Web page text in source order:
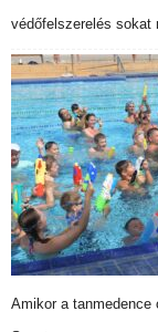
védőfelszerelés sokat
Amikor a